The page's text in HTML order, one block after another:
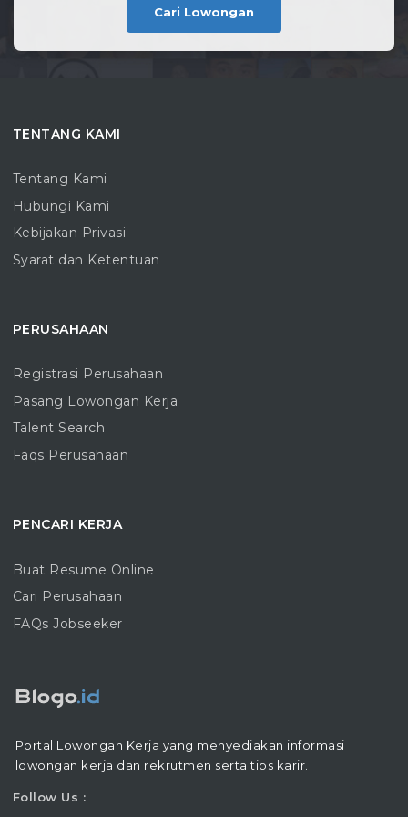
Cari Lowongan
TENTANG KAMI
Tentang Kami
Hubungi Kami
Kebijakan Privasi
Syarat dan Ketentuan
PERUSAHAAN
Registrasi Perusahaan
Pasang Lowongan Kerja
Talent Search
Faqs Perusahaan
PENCARI KERJA
Buat Resume Online
Cari Perusahaan
FAQs Jobseeker
Portal Lowongan Kerja yang menyediakan informasi
lowongan kerja dan rekrutmen serta tips karir.
Follow Us :